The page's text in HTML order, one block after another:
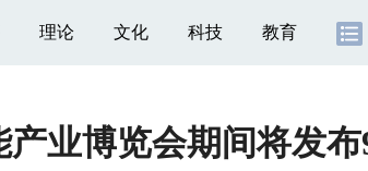
理论 文化 科技 教育
产业博览会期间将发